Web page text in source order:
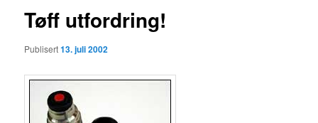
Tøff utfordring!
Publisert13. juli 2002